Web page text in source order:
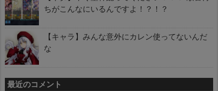
ちがこんなにいるんですよ！？！？
【キャラ】みんな意外にカレン使ってないんだ
な
最近のコメント